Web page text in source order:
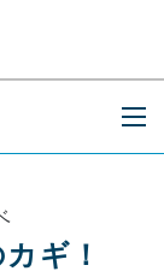
ギ！